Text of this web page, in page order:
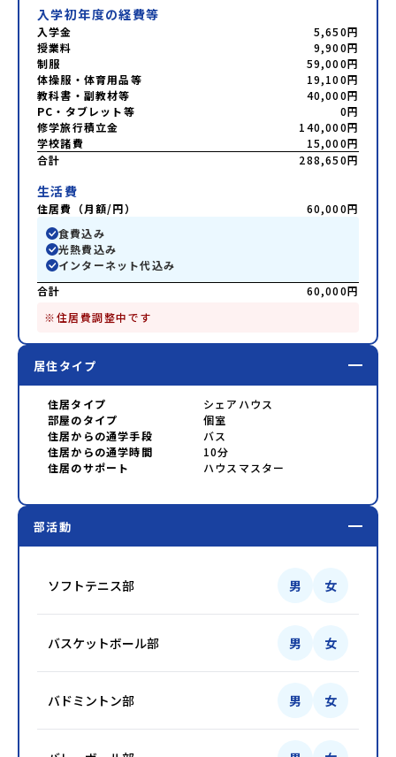
入学初年度の経費等
入学金
5,650円
授業料
9,900円
制服
59,000円
体操服・体育用品等
19,100円
教科書・副教材等
40,000円
PC・タブレット等
0円
修学旅行積立金
140,000円
学校諸費
15,000円
合計
288,650円
生活費
住居費（月額/円）
60,000円
食費込み
光熱費込み
インターネット代込み
合計
60,000円
※住居費調整中です
居住タイプ
住居タイプ
シェアハウス
部屋のタイプ
個室
住居からの通学手段
バス
住居からの通学時間
10分
住居のサポート
ハウスマスター
部活動
ソフトテニス部 男 女
バスケットボール部 男 女
バドミントン部 男 女